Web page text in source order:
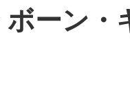
ボーン